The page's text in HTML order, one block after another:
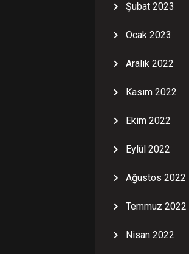
Şubat 2023
Ocak 2023
Aralık 2022
Kasım 2022
Ekim 2022
Eylül 2022
Ağustos 2022
Temmuz 2022
Nisan 2022